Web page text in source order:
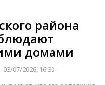
района
домами
03/07/2026, 16:30